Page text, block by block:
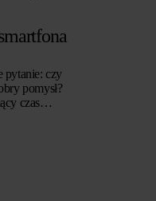
pytanie: czy
pomysł?
czas
psychiczne…